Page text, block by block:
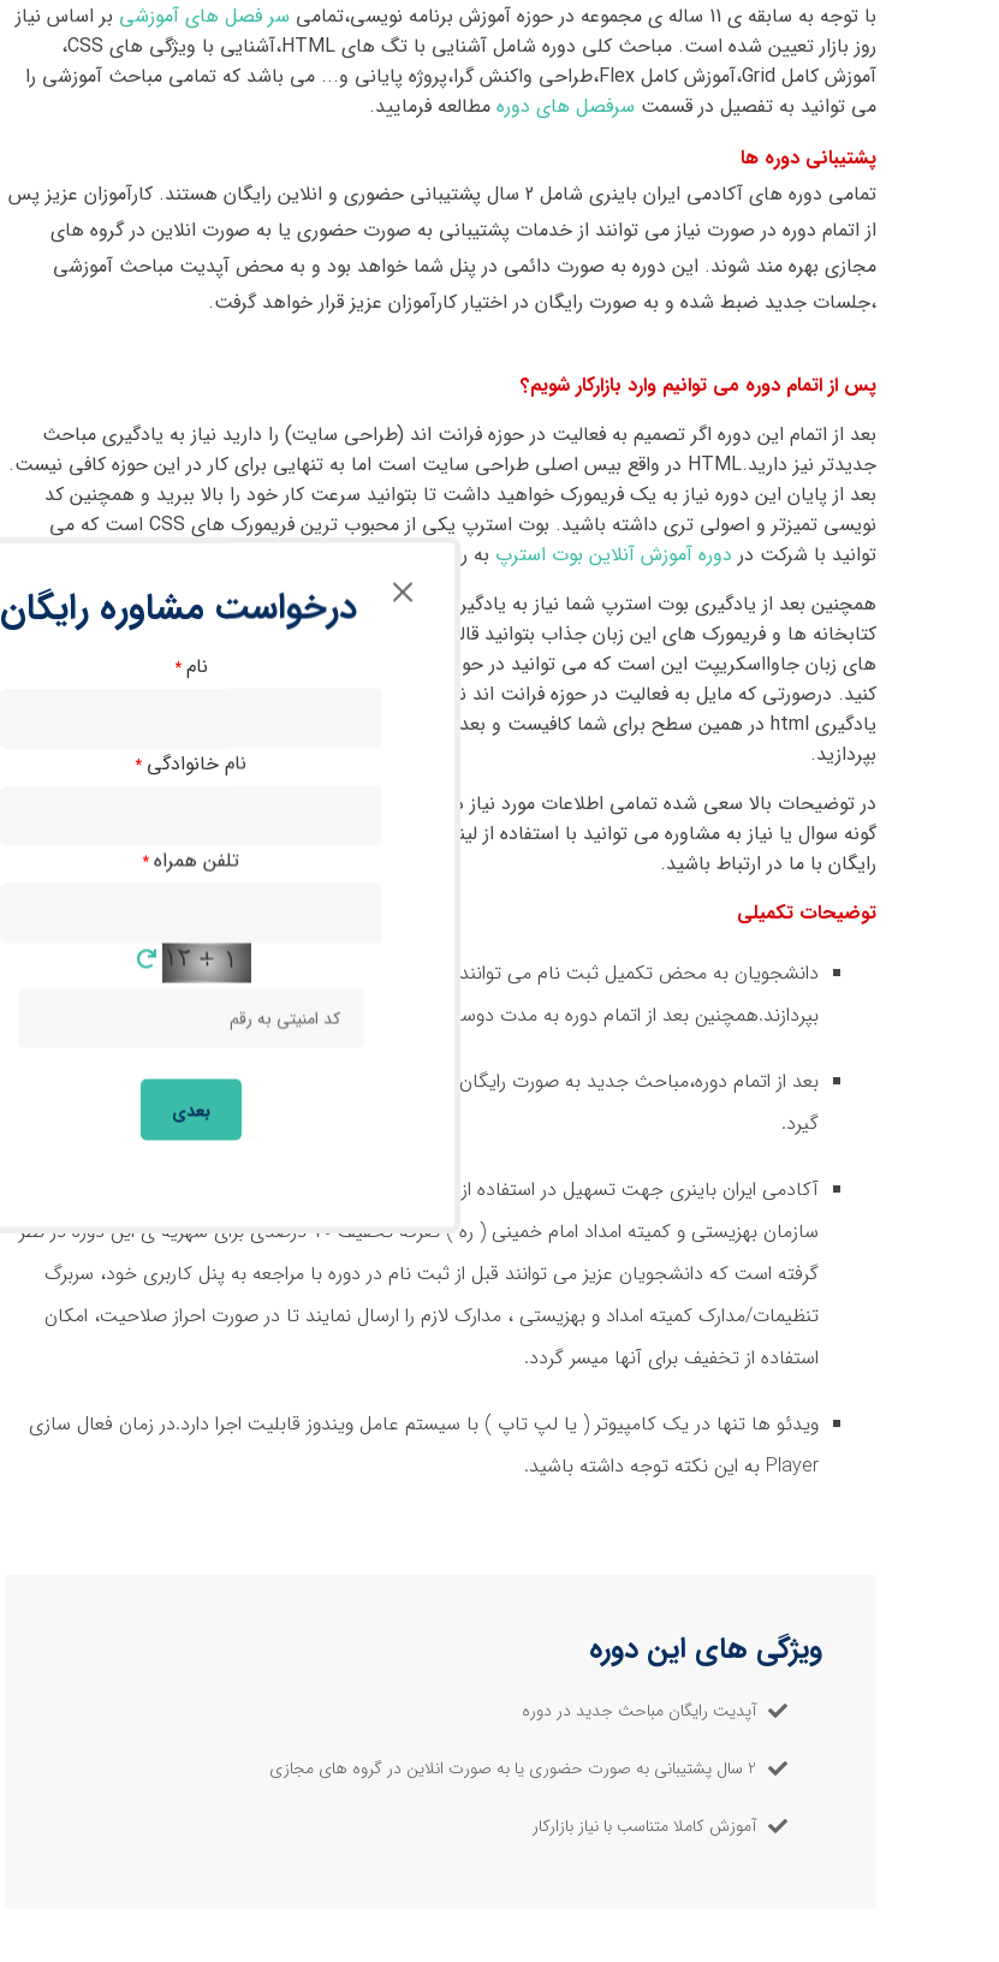
با توجه به سابقه ی 11 ساله ی مجموعه در حوزه آموزش برنامه نویسی،تمامی
سر فصل های آموزشی بر اساس نیاز
روز بازار تعیین شده است. مباحث کلی دوره شامل آشنایی با تگ های HTML،آشنایی با ویژگی های CSS،
آموزش کامل Grid،آموزش کامل Flex،طراحی واکنش گرا،پروژه پایانی و... می باشد که تمامی مباحث آموزشی را
می توانید به تفصیل در قسمت سرفصل های دوره مطالعه فرمایید.
پشتیبانی دوره ها
تمامی دوره های آکادمی ایران باینری شامل 2 سال پشتیبانی حضوری و انلاین رایگان هستند. کارآموزان عزیز پس
از اتمام دوره در صورت نیاز می توانند از خدمات پشتیبانی به صورت حضوری یا به صورت انلاین در گروه های
مجازی بهره مند شوند. این دوره به صورت دائمی در پنل شما خواهد بود و به محض آپدیت مباحث آموزشی
،جلسات جدید ضبط شده و به صورت رایگان در اختیار کارآموزان عزیز قرار خواهد گرفت.
پس از اتمام دوره می توانیم وارد بازارکار شویم؟
بعد از اتمام این دوره اگر تصمیم به فعالیت در حوزه فرانت اند (طراحی سایت) را دارید نیاز به یادگیری مباحث
جدیدتر نیز دارید.HTML در واقع بیس اصلی طراحی سایت است اما به تنهایی برای کار در این حوزه کافی نیست.
بعد از پایان این دوره نیاز به یک فریمورک خواهید داشت تا بتوانید سرعت کار خود را بالا ببرید و همچنین کد
نویسی تمیزتر و اصولی تری داشته باشید. بوت استرپ یکی از محبوب ترین فریمورک های CSS است که می
توانید با شرکت در دوره آموزش آنلاین بوت استرپ به راحتی به این مبحث تسلط پیدا کنید.
همچنین بعد از یادگیری بوت استرپ شما نیاز به یادگیری زبان جاوااسکریپت خواهید داشت تا با استفاده از
کتابخانه ها و فریمورک های این زبان جذاب بتوانید قالب های زیباتر با امکانات بیشتر طراحی کنید. یکی از مزیت
های زبان جاوااسکریپت این است که می توانید در حوزه بک اند (برنامه نویسی وب سایت ) نیز از آن استفاده
کنید. درصورتی که مایل به فعالیت در حوزه فرانت اند نیستید و قصد دارید در حوزه برنامه نویسی وب کار کنید
یادگیری html در همین سطح برای شما کافیست و بعد از این مرحله می توانید به یادگیری یک زبان برنامه نویسی
بپردازید.
در توضیحات بالا سعی شده تمامی اطلاعات مورد نیاز دوره به شما دوست عزیز داده شود.در صورت داشتن هر
گونه سوال یا نیاز به مشاوره می توانید با استفاده از لینک های ارتباطی در قسمت
رایگان با ما در ارتباط باشید.
توضیحات تکمیلی
دانشجویان به محض تکمیل ثبت نام می توانند در گروه مربوط به دوره ی خود به ثبت پرسش و پاسخ
بپردازند.همچنین بعد از اتمام دوره به مدت دوسال استفاده از گروه برای دانشجویان امکان پذیر خواهد بود.
بعد از اتمام دوره،مباحث جدید به صورت رایگان در دوره آپدیت شده و در اختیار دانشجویان عزیز قرار می
گیرد.
آکادمی ایران باینری جهت تسهیل در استفاده از خدمات آموزشی خود برای دانشجویان عزیز تحت پوشش
سازمان بهزیستی و کمیته امداد امام خمینی ( ره ) تعرفه تخفیف 70 درصدی برای شهریه ی این دوره در نظر
گرفته است که دانشجویان عزیز می توانند قبل از ثبت نام در دوره با مراجعه به پنل کاربری خود، سربرگ
تنظیمات/مدارک کمیته امداد و بهزیستی ، مدارک لازم را ارسال نمایند تا در صورت احراز صلاحیت، امکان
استفاده از تخفیف برای آنها میسر گردد.
ویدئو ها تنها در یک کامپیوتر ( یا لپ تاپ ) با سیستم عامل ویندوز قابلیت اجرا دارد.در زمان فعال سازی
Player به این نکته توجه داشته باشید.
ویژگی های این دوره
آپدیت رایگان مباحث جدید در دوره
2 سال پشتیبانی به صورت حضوری یا به صورت انلاین در گروه های مجازی
آموزش کاملا متناسب با نیاز بازارکار
درخواست مشاوره رایگان
نام *
نام خانوادگی *
تلفن همراه *
بعدی